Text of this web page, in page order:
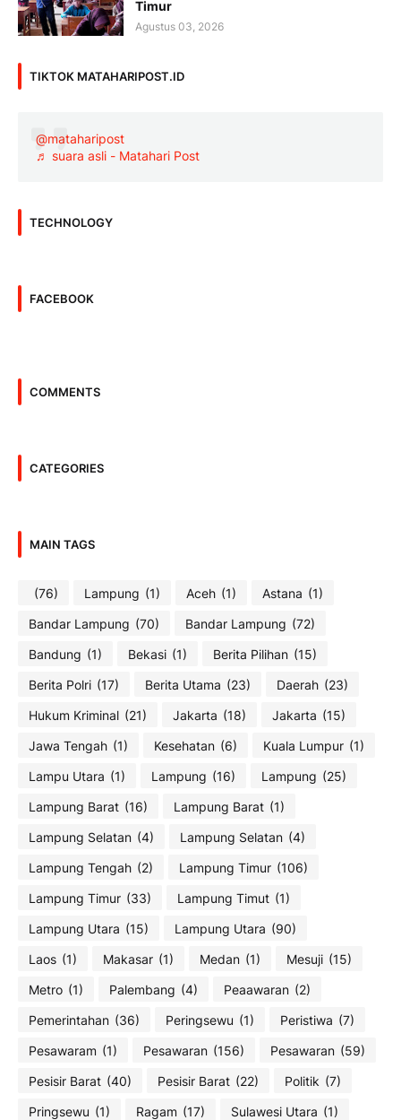
Timur
Agustus 03, 2026
TIKTOK MATAHARIPOST.ID
@mataharipost
♬ suara asli - Matahari Post
TECHNOLOGY
FACEBOOK
COMMENTS
CATEGORIES
MAIN TAGS
(76) Lampung (1) Aceh (1) Astana (1)
Bandar Lampung (70) Bandar Lampung (72)
Bandung (1) Bekasi (1) Berita Pilihan (15)
Berita Polri (17) Berita Utama (23) Daerah (23)
Hukum Kriminal (21) Jakarta (18) Jakarta (15)
Jawa Tengah (1) Kesehatan (6) Kuala Lumpur (1)
Lampu Utara (1) Lampung (16) Lampung (25)
Lampung Barat (16) Lampung Barat (1)
Lampung Selatan (4) Lampung Selatan (4)
Lampung Tengah (2) Lampung Timur (106)
Lampung Timur (33) Lampung Timut (1)
Lampung Utara (15) Lampung Utara (90)
Laos (1) Makasar (1) Medan (1) Mesuji (15)
Metro (1) Palembang (4) Peaawaran (2)
Pemerintahan (36) Peringsewu (1) Peristiwa (7)
Pesawaram (1) Pesawaran (156) Pesawaran (59)
Pesisir Barat (40) Pesisir Barat (22) Politik (7)
Pringsewu (1) Ragam (17) Sulawesi Utara (1)